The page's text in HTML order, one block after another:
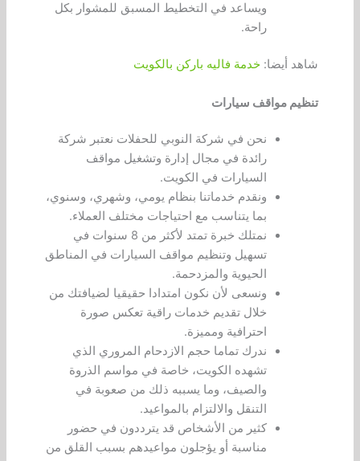
ويساعد في التخطيط المسبق للمشوار بكل
راحة.
شاهد أيضا:خدمة فاليه باركن بالكويت
تنظيم مواقف سيارات
نحن في شركة النوبي للحفلات نعتبر شركة
رائدة في مجال إدارة وتشغيل مواقف
السيارات في الكويت.
ونقدم خدماتنا بنظام يومي، وشهري، وسنوي،
بما يتناسب مع احتياجات مختلف العملاء.
نمتلك خبرة تمتد لأكثر من 8 سنوات في
تسهيل وتنظيم مواقف السيارات في المناطق
الحيوية والمزدحمة.
ونسعى لأن نكون امتدادا حقيقيا لضيافتك من
خلال تقديم خدمات راقية تعكس صورة
احترافية ومميزة.
ندرك تماما حجم الازدحام المروري الذي
تشهده الكويت، خاصة في مواسم الذروة
والصيف، وما يسببه ذلك من صعوبة في
التنقل والالتزام بالمواعيد.
كثير من الأشخاص قد يترددون في حضور
مناسبة أو يؤجلون مواعيدهم بسبب القلق من